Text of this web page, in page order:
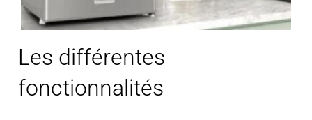
Les différentes
fonctionnalités